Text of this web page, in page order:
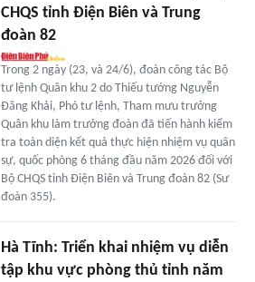
CHQS tỉnh Điện Biên và Trung
đoàn 82
Trong 2 ngày (23, và 24/6), đoàn công tác Bộ
tư lệnh Quân khu 2 do Thiếu tướng Nguyễn
Đăng Khải, Phó tư lệnh, Tham mưu trưởng
Quân khu làm trưởng đoàn đã tiến hành kiểm
tra toàn diện kết quả thực hiện nhiệm vụ quân
sự, quốc phòng 6 tháng đầu năm 2026 đối với
Bộ CHQS tỉnh Điện Biên và Trung đoàn 82 (Sư
đoàn 355).
Hà Tĩnh: Triển khai nhiệm vụ diễn
tập khu vực phòng thủ tỉnh năm